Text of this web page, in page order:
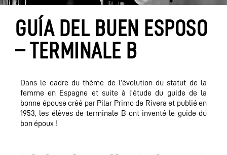
GUÍA DEL BUEN ESPOSO
– TERMINALE B
Dans le cadre du thème de l’évolution du statut de la
femme en Espagne et suite à l’étude du guide de la
bonne épouse créé par Pilar Primo de Rivera et publié en
1953, les élèves de terminale B ont inventé le guide du
bon époux !